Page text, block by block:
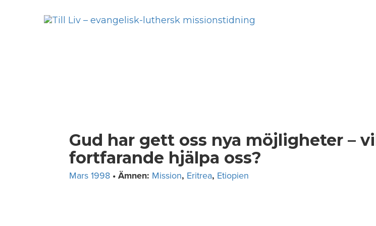
Gud har gett oss nya möjligheter –
fortfarande hjälpa oss?
Mars 1998 • Ämnen: Mission, Eritrea, Etiopien